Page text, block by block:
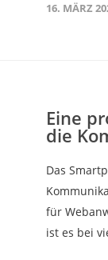
16. MÄRZ
Eine
die
Das
für
ist es bei